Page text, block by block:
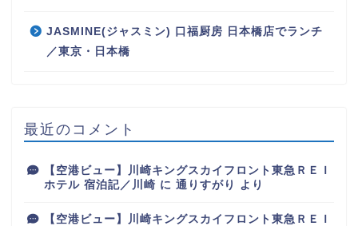
JASMINE(ジャスミン) 口福厨房 日本橋店でランチ
／東京・日本橋
最近のコメント
【空港ビュー】川崎キングスカイフロント東急ＲＥＩ
ホテル 宿泊記／川崎 に 通りすがり より
【空港ビュー】川崎キングスカイフロント東急ＲＥＩ